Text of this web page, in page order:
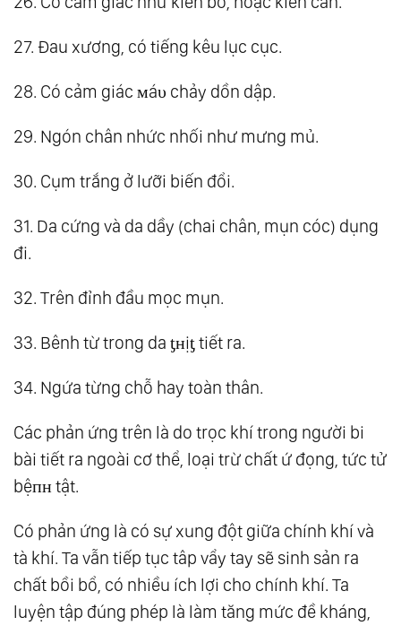
27. Đau xương, có tiếng kêu lục cục.
28. Có cảm giác мáυ chảy dồn dập.
29. Ngón chân nhức nhối như mưng mủ.
30. Cụm trắng ở lưỡi biến đổi.
31. Da cứng và da dầy (chai chân, mụn cóc) dụng
đi.
32. Trên đỉnh đầu mọc mụn.
33. Bênh từ trong da ƫʜịƫ tiết ra.
34. Ngứa từng chỗ hay toàn thân.
Các phản ứng trên là do trọc khí trong người bi
bài tiết ra ngoài cơ thể, loại trừ chất ứ đọng, tức tử
bệпʜ tật.
Có phản ứng là có sự xung đột giữa chính khí và
tà khí. Ta vẫn tiếp tục tâp vẩy tay sẽ sinh sản ra
chất bồi bổ, có nhiều ích lợi cho chính khí. Ta
luyện tập đúng phép là làm tăng mức đề kháng,